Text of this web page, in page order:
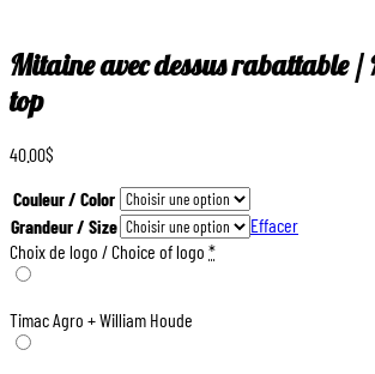
Mitaine avec dessus rabattable
top
40.00$
Couleur / Color
Grandeur / Size
Effacer
Choix de logo / Choice of logo *
Timac Agro + William Houde